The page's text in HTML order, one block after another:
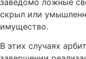
скрыл или
имущество.
В этих случаях